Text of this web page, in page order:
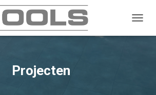
O
Projecten